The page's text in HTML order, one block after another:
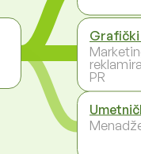
Grafički
PR